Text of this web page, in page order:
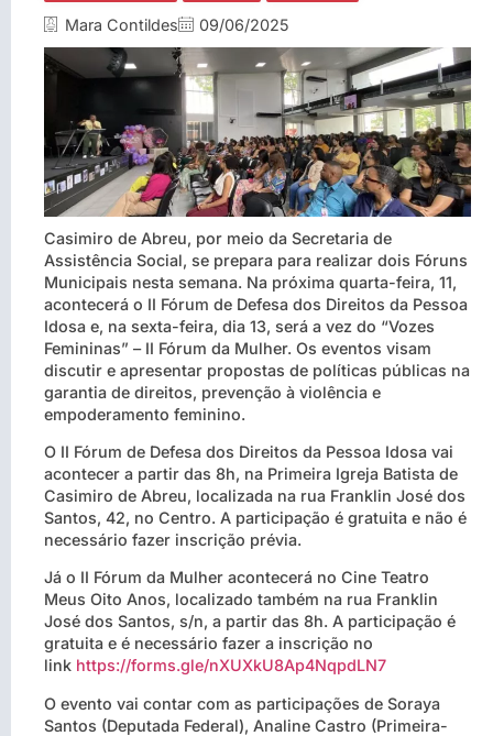
Mara Contildes 09/06/2025
Casimiro de Abreu, por meio da Secretaria de
Assistência Social, se prepara para realizar dois Fóruns
Municipais nesta semana. Na próxima quarta-feira, 11,
acontecerá o II Fórum de Defesa dos Direitos da Pessoa
Idosa e, na sexta-feira, dia 13, será a vez do “Vozes
Femininas” – II Fórum da Mulher. Os eventos visam
discutir e apresentar propostas de políticas públicas na
garantia de direitos, prevenção à violência e
empoderamento feminino.
O II Fórum de Defesa dos Direitos da Pessoa Idosa vai
acontecer a partir das 8h, na Primeira Igreja Batista de
Casimiro de Abreu, localizada na rua Franklin José dos
Santos, 42, no Centro. A participação é gratuita e não é
necessário fazer inscrição prévia.
Já o II Fórum da Mulher acontecerá no Cine Teatro
Meus Oito Anos, localizado também na rua Franklin
José dos Santos, s/n, a partir das 8h. A participação é
gratuita e é necessário fazer a inscrição no
link https://forms.gle/nXUXkU8Ap4NqpdLN7
O evento vai contar com as participações de Soraya
Santos (Deputada Federal), Analine Castro (Primeira-